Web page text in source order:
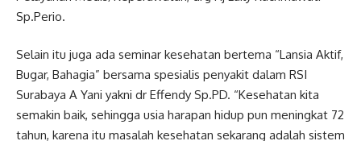
Sp.Perio.
Selain itu juga ada seminar kesehatan bertema “Lansia Aktif,
Bugar, Bahagia” bersama spesialis penyakit dalam RSI
Surabaya A Yani yakni dr Effendy Sp.PD. “Kesehatan kita
semakin baik, sehingga usia harapan hidup pun meningkat 72
tahun, karena itu masalah kesehatan sekarang adalah sistem